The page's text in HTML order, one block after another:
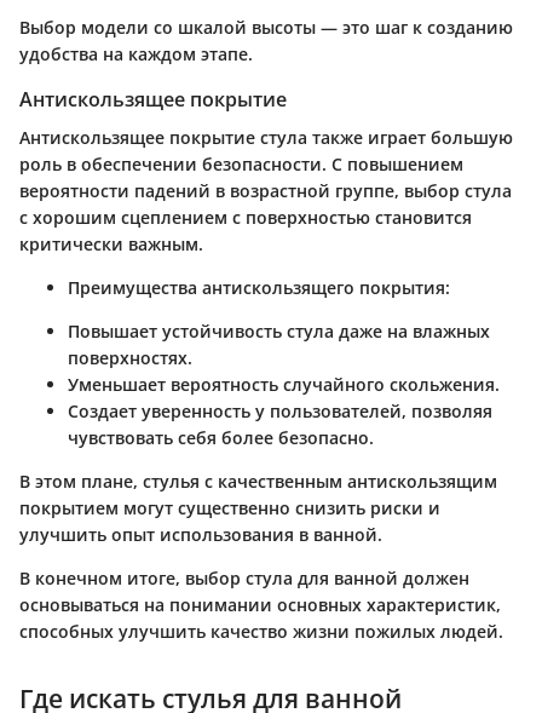
Выбор модели со шкалой высоты — это шаг к созданию
удобства на каждом этапе.
Антискользящее покрытие
Антискользящее покрытие стула также играет большую
роль в обеспечении безопасности. С повышением
вероятности падений в возрастной группе, выбор стула
с хорошим сцеплением с поверхностью становится
критически важным.
Преимущества антискользящего покрытия:
Повышает устойчивость стула даже на влажных
поверхностях.
Уменьшает вероятность случайного скольжения.
Создает уверенность у пользователей, позволяя
чувствовать себя более безопасно.
В этом плане, стулья с качественным антискользящим
покрытием могут существенно снизить риски и
улучшить опыт использования в ванной.
В конечном итоге, выбор стула для ванной должен
основываться на понимании основных характеристик,
способных улучшить качество жизни пожилых людей.
Где искать стулья для ванной